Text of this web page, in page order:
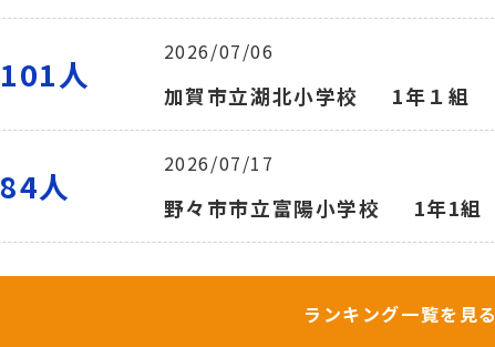
101人
2026/07/06
1年１組
加賀市立湖北小学校
84人
2026/07/17
1年1組
野々市市立富陽小学校
ランキング一覧を見る